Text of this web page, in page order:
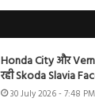
Honda City और
रही Skoda Slavia
30 July 2026 - 7:48 PM